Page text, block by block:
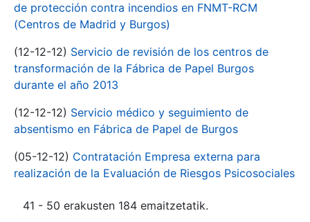
de protección contra incendios en FNMT-RCM
(Centros de Madrid y Burgos)
(12-12-12) Servicio de revisión de los centros de
transformación de la Fábrica de Papel Burgos
durante el año 2013
(12-12-12) Servicio médico y seguimiento de
absentismo en Fábrica de Papel de Burgos
(05-12-12) Contratación Empresa externa para
realización de la Evaluación de Riesgos Psicosociales
41 - 50 erakusten 184 emaitzetatik.